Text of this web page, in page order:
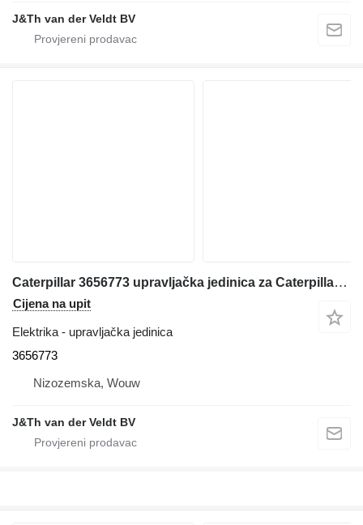
J&Th van der Veldt BV
Caterpillar 3656773 upravljačka jedinica za Caterpillar 14 18 140 150 950 160 D7E D6N D6T D8T D9T SE50 SE60 D6K2 D5R2 12M3 16M3 18M3 740C 725C 735C 525D 535D 545D 555D 930K 621K 623K 963K 824K 924K 815K 826K 836K 938K 988K 930M 950M 980M 962M 972M 982M 926M 966M 938M 6015B 730C2 725C2 140M3 160M3 D10T2 AP500F AP600F AP555F AP655F MD5075C AP-100F MD5150C AP-1055F buldožera
Cijena na upit
Elektrika - upravljačka jedinica
3656773
Nizozemska, Wouw
J&Th van der Veldt BV